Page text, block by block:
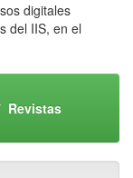
digitales
del IIS, en el
Revistas